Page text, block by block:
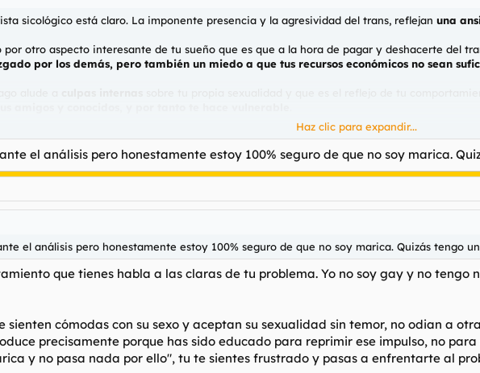
sicológico está claro. La imponente presencia y la agresividad del trans, reflejan una
por otro aspecto interesante de tu sueño que es que a la hora de pagar y deshacerte del
por los demás, pero también un miedo a que tus recursos económicos no sean
incremente durante el sueño y no consigas deshacerte del maromo significa que te
desintegración del yoque vives.
al llorar, arrodillarte y ceder tus mas preciados bienes, simbolizala derrota del ego
que no tienes salida.
evidente. Asume lo que eres y deja de intentar ocultarlo o te acabará pasando factura a
Haz clic para expandir...
el análisis pero honestamente estoy 100% seguro de que no soy marica.
el análisis pero honestamente estoy 100% seguro de que no soy marica. Quizás tengo
que tienes habla a las claras de tu problema. Yo no soy gay y no
sienten cómodas con su sexo y aceptan su sexualidad sin temor, no odian a
precisamente porque has sido educado para reprimir ese impulso, no
y no pasa nada por ello", tu te sientes frustrado y pasas a enfrentarte al